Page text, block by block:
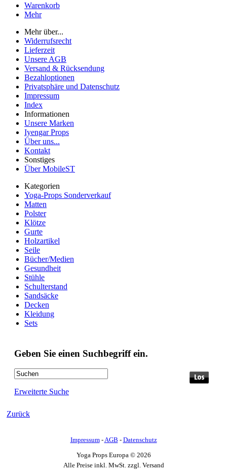
Warenkorb
Mehr
Mehr über...
Widerrufsrecht
Lieferzeit
Unsere AGB
Versand & Rücksendung
Bezahloptionen
Privatsphäre und Datenschutz
Impressum
Index
Informationen
Unsere Marken
Iyengar Props
Über uns...
Kontakt
Sonstiges
Über MobileST
Kategorien
Yoga-Props Sonderverkauf
Matten
Polster
Klötze
Gurte
Holzartikel
Seile
Bücher/Medien
Gesundheit
Stühle
Schulterstand
Sandsäcke
Decken
Kleidung
Sets
Geben Sie einen Suchbegriff ein.
Erweiterte Suche
Zurück
Impressum-AGB - Datenschutz
Yoga Props Europa © 2026
Alle Preise inkl. MwSt. zzgl. Versand